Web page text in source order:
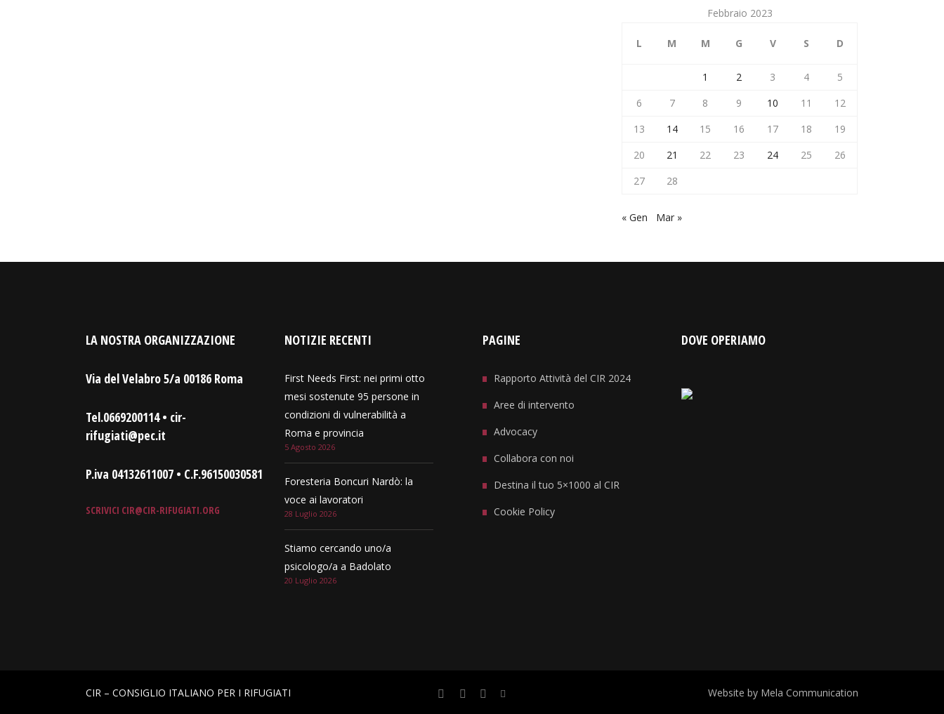
Febbraio 2023
L M M G V S D
1 2 3 4
5
6
7 8 9 10 11
12
13
14 15 16 17 18
19
20
21 22 23 24 25
26
27
28
« Gen Mar »
LA NOSTRA ORGANIZZAZIONE
Via del Velabro 5/a 00186 Roma
Tel.0669200114 • cir-
rifugiati@pec.it
P.iva 04132611007 • C.F.96150030581
SCRIVICI CIR@CIR-RIFUGIATI.ORG
NOTIZIE RECENTI
First Needs First: nei primi otto
mesi sostenute 95 persone in
condizioni di vulnerabilità a
Roma e provincia
5 Agosto 2026
Foresteria Boncuri Nardò: la
voce ai lavoratori
28 Luglio 2026
Stiamo cercando uno/a
psicologo/a a Badolato
20 Luglio 2026
PAGINE
Rapporto Attività del CIR 2024
Aree di intervento
Advocacy
Collabora con noi
Destina il tuo 5×1000 al CIR
Cookie Policy
DOVE OPERIAMO
CIR – CONSIGLIO ITALIANO PER I RIFUGIATI Website by Mela Communication